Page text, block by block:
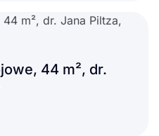
44 m², dr.